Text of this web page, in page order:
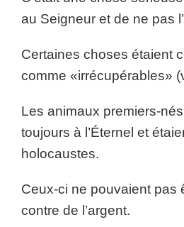
au Seigneur et de ne pas
Certaines choses étaient
comme «irrécupérables»
Les animaux premiers-
toujours à l’Éternel et
holocaustes.
Ceux-ci ne pouvaient pas
contre de l’argent.